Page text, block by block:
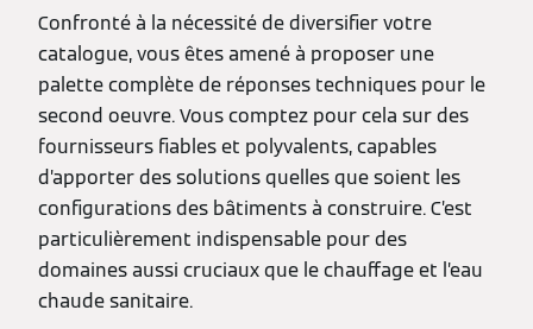
Confronté à la nécessité de diversifier votre
catalogue, vous êtes amené à proposer une
palette complète de réponses techniques pour le
second oeuvre. Vous comptez pour cela sur des
fournisseurs fiables et polyvalents, capables
d’apporter des solutions quelles que soient les
configurations des bâtiments à construire. C’est
particulièrement indispensable pour des
domaines aussi cruciaux que le chauffage et l’eau
chaude sanitaire.